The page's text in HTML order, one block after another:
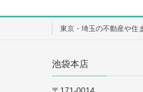
東京・埼玉の不動産や住
池袋本店